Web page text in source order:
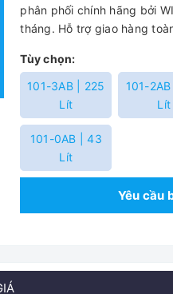
phân phối chính hãng bởi
tháng. Hỗ trợ giao hàng
Tùy chọn:
101-3AB | 225
Lít
101-
Lít
101-0AB | 43
Lít
Yêu cầu